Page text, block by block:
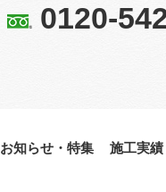
0120-
お知らせ・特集 施工実績